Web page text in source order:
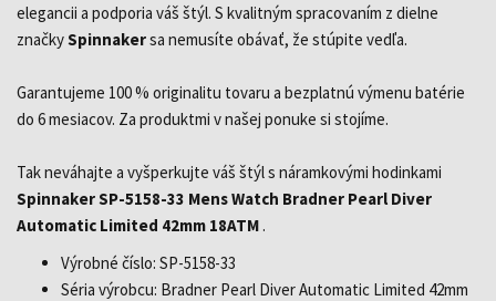
elegancii a podporia váš štýl. S kvalitným spracovaním z dielne
značkySpinnakersa nemusíte obávať, že stúpite vedľa.
Garantujeme 100 % originalitu tovaru a bezplatnú výmenu batérie
do 6 mesiacov. Za produktmi v našej ponuke si stojíme.
Tak neváhajte a vyšperkujte váš štýl s náramkovými hodinkami
Spinnaker SP-5158-33 Mens Watch Bradner Pearl Diver
Automatic Limited 42mm 18ATM .
Výrobné číslo: SP-5158-33
Séria výrobcu: Bradner Pearl Diver Automatic Limited 42mm